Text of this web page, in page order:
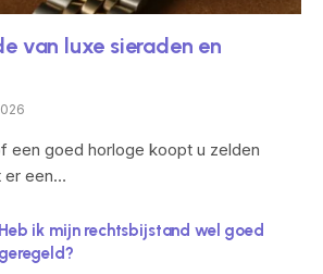
van luxe sieraden en
een goed horloge koopt u zelden
er een…
Heb ik mijn rechtsbijstand wel goed
geregeld?